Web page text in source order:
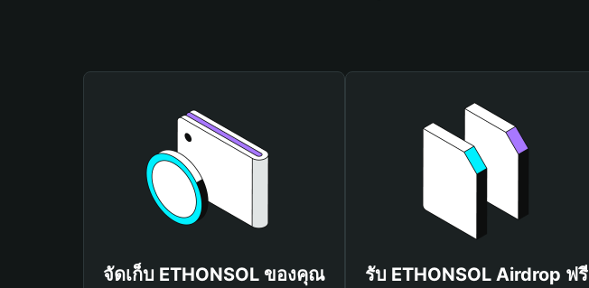
จัดเก็บ ETHONSOL ของคุณ รับ ETHONSOL Airdrop ฟรี